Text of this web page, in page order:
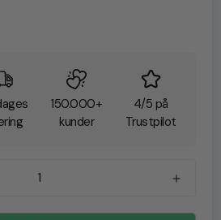
150.000+
kunder
4/5 på
Trustpilot